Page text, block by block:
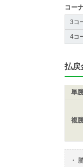
コー
3コ
4コ
払戻
単
複
・